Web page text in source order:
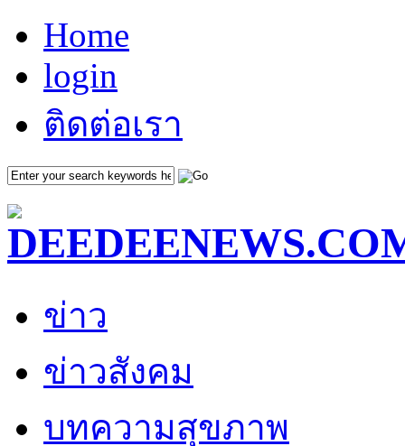
Home
login
ติดต่อเรา
ข่าว
ข่าวสังคม
บทความสุขภาพ